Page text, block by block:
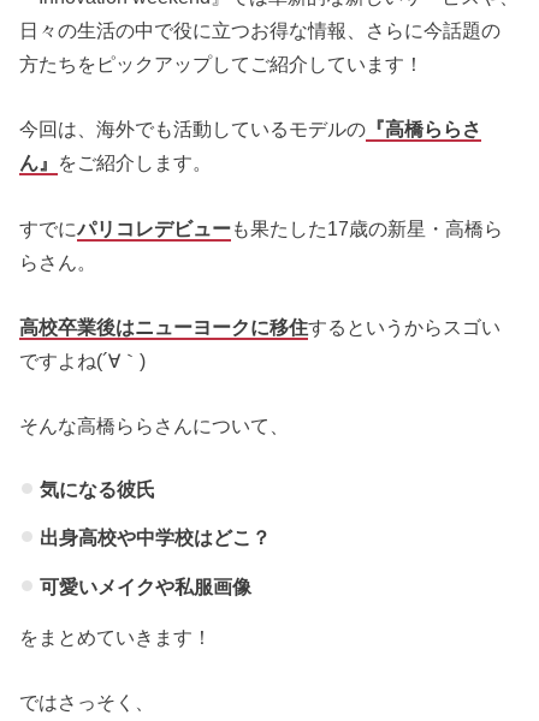
日々の生活の中で役に立つお得な情報、さらに今話題の
方たちをピックアップしてご紹介しています！
今回は、海外でも活動しているモデルの 『高橋ららさ
ん』 をご紹介します。
すでにパリコレデビューも果たした17歳の新星・高橋ら
らさん。
高校卒業後はニューヨークに移住するというからスゴい
ですよね(´∀｀)
そんな高橋ららさんについて、
気になる彼氏
出身高校や中学校はどこ？
可愛いメイクや私服画像
をまとめていきます！
ではさっそく、